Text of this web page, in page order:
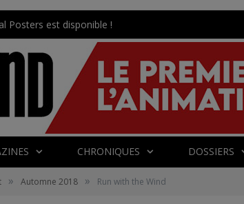
Posters est disponible !
CHRONIQUES DOSSIERS
» Automne 2018 » Run with the Wind